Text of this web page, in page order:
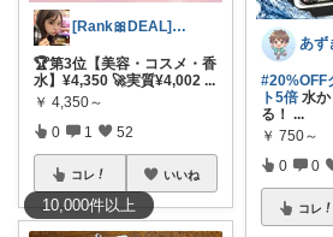
10,000件以上
[Rank🎀DEAL]毎日コレ@ano
🏆第3位【美容・コスメ・香
水】¥4,350 🚀実質¥4,002 ...
￥ 4,350～
0 1 52
コレ いいね
#20%OFF
ト5倍 水
る！...
￥ 750～
0 0
コレ